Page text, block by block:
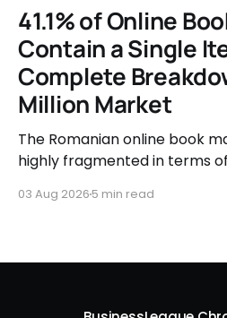
41.1% of Online
Contain a Single
Complete
Million Market
The Romanian online book
highly fragmented in terms
user behavior.
03 Aug 2026 5 min read